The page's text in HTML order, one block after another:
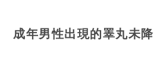
成年男性出現的睪丸未降